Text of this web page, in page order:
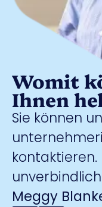
Womit
Ihnen
Sie können
kontaktieren.
Meggy